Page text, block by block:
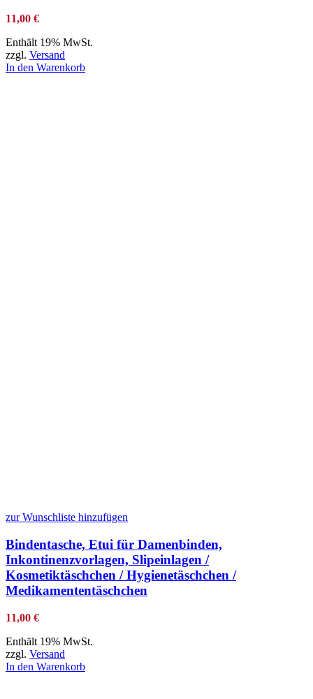
11,00 €
Enthält 19% MwSt.
zzgl. Versand
In den Warenkorb
zur Wunschliste hinzufügen
Bindentasche, Etui für Damenbinden,
Inkontinenzvorlagen, Slipeinlagen /
Kosmetiktäschchen / Hygienetäschchen /
Medikamententäschchen
11,00 €
Enthält 19% MwSt.
zzgl. Versand
In den Warenkorb